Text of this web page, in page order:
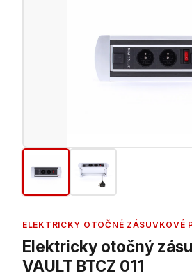
ELEKTRICKY OTOČNÉ ZÁSUVKOVÉ
Elektricky otočný
VAULT BTCZ 011